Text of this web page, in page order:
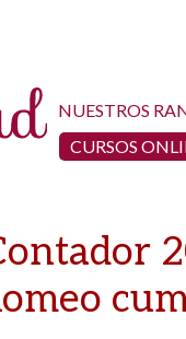
NUESTROS
CURSOS